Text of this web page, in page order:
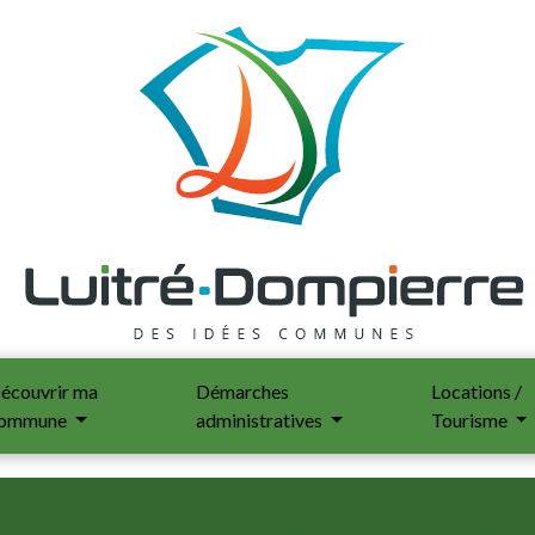
ma
Démarches
administratives
Locations /
Tourisme